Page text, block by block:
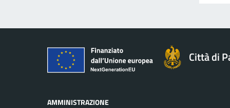
Città di
AMMINISTRAZIONE